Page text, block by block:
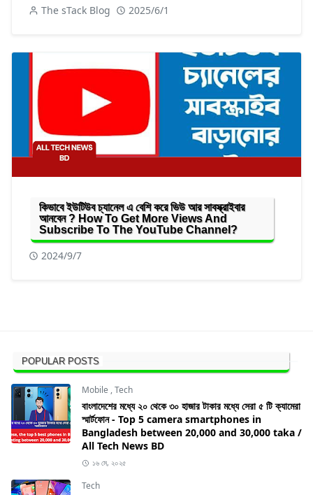
The sTack Blog 2025/6/1
কিভাবে ইউটিউব চ্যানেল এ বেশি করে ভিউ আর সাবস্ক্রাইবার
আনবেন ? How To Get More Views And
Subscribe To The YouTube Channel?
2024/9/7
POPULAR POSTS
Mobile ,Tech
বাংলাদেশের মধ্যে ২০ থেকে ৩০ হাজার টাকার মধ্যে সেরা ৫ টি ক্যামেরা
স্মার্টফোন - Top 5 camera smartphones in
Bangladesh between 20,000 and 30,000 taka /
All Tech News BD
১৬ মে, ২০২৫
Tech